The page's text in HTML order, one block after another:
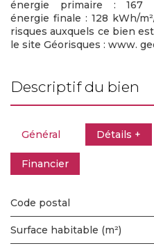
énergie primaire : 167
énergie finale : 128 kWh/
risques auxquels ce bien
le site Géorisques : www.
descriptif du bien
Général Détails +
Financier
Code postal
Surface habitable (m²)